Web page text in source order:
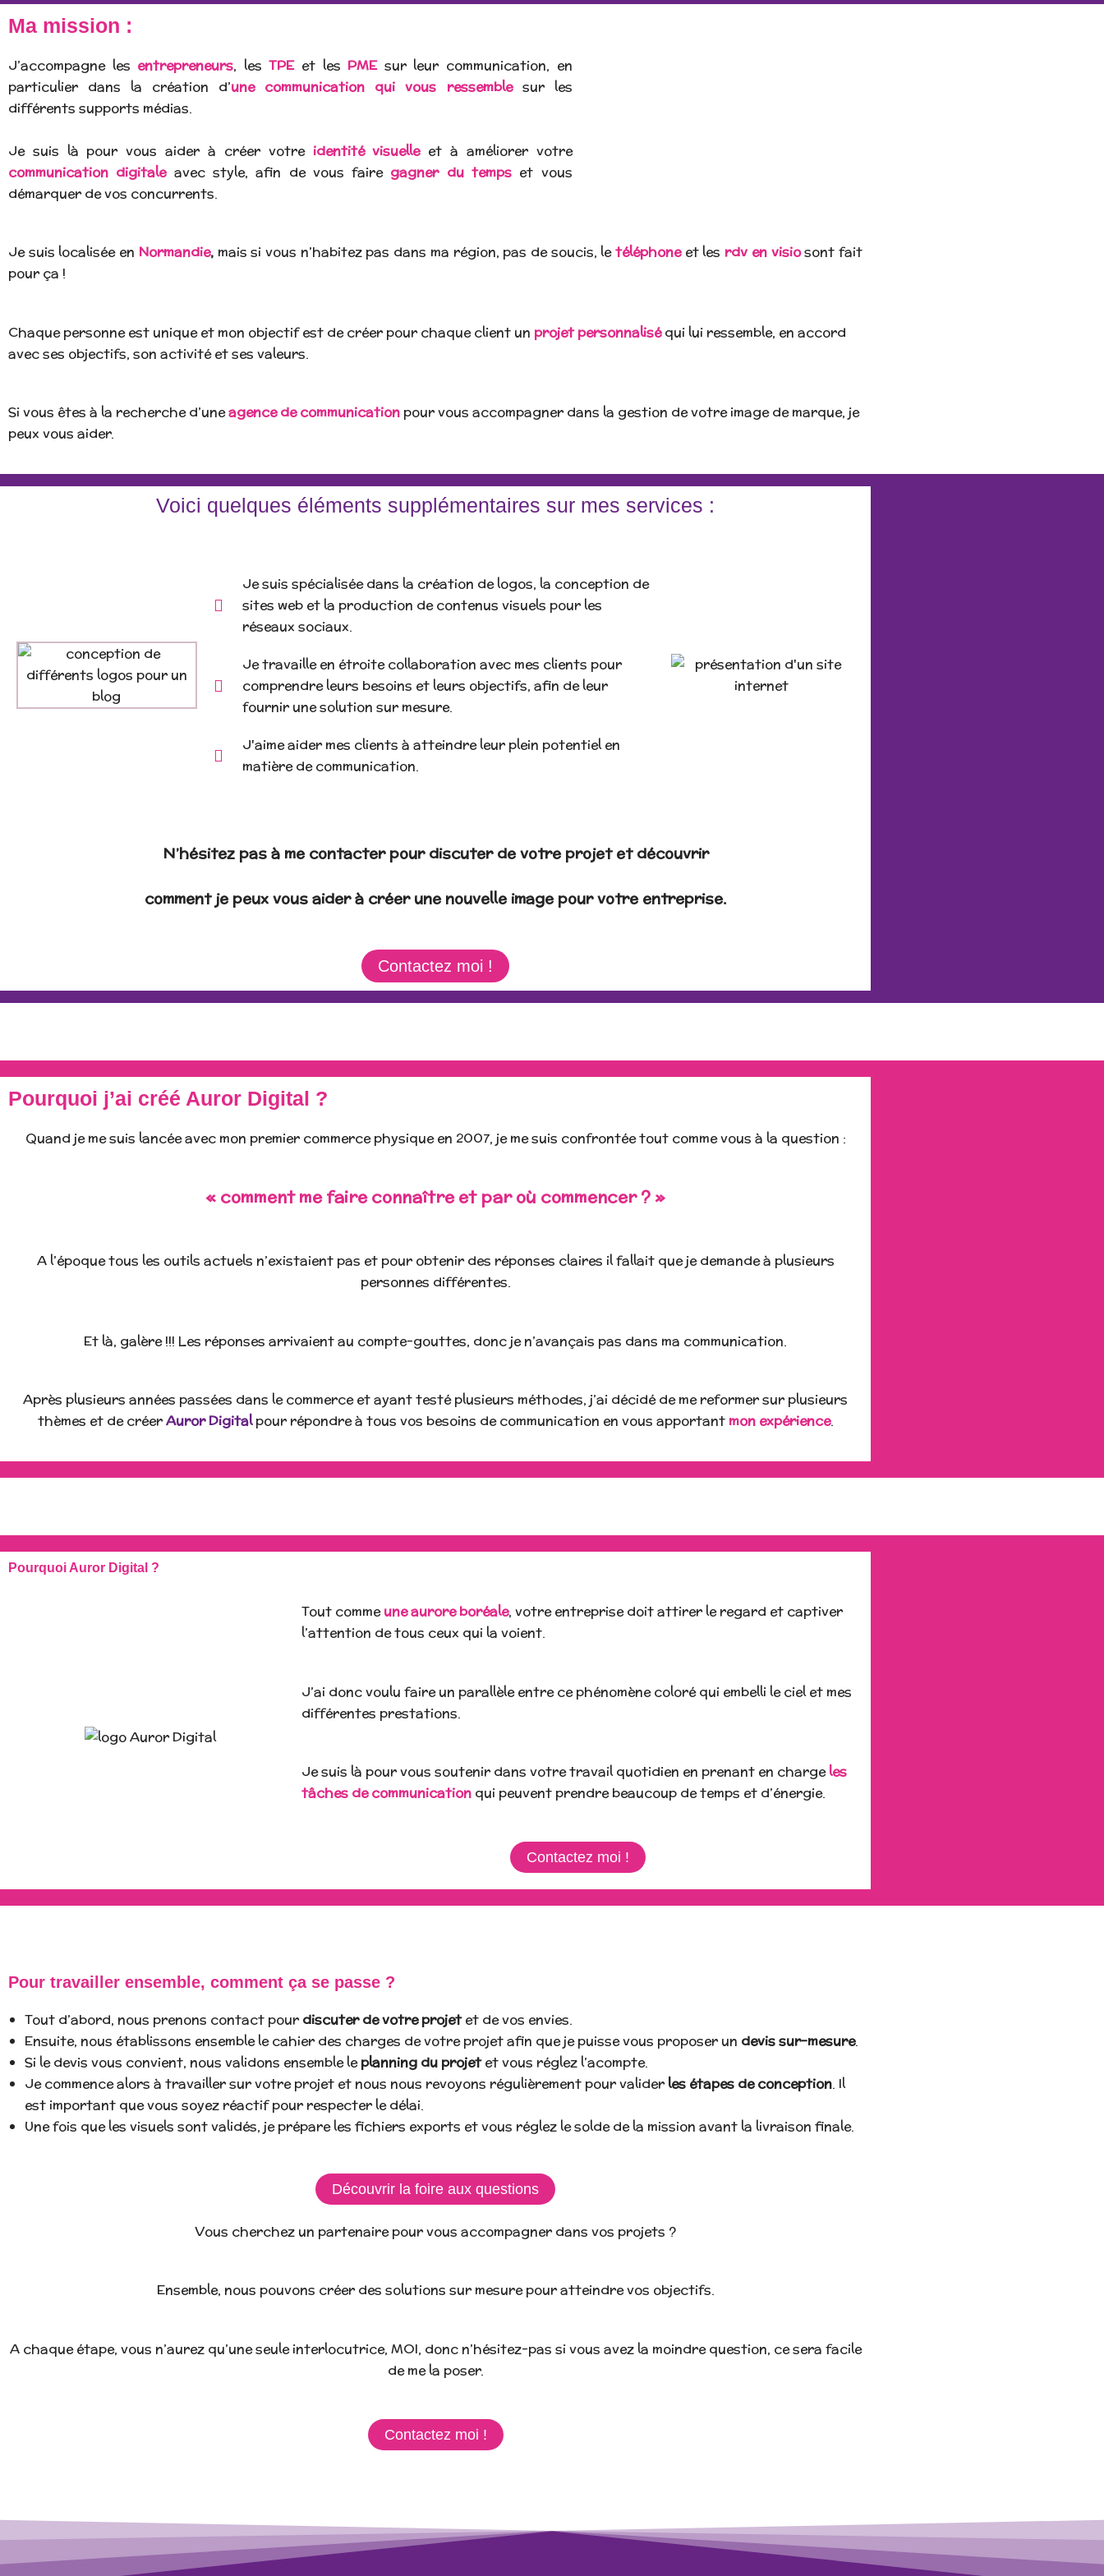
Ma mission :
J’accompagne les entrepreneurs, lesTPEet les PMEsur leur communication, en
particulier dans la création d’une communication qui vous ressemblesur les
différents supports médias.
Je suis là pour vous aider à créer votre identité visuelleet à améliorer votre
communication digitaleavec style, afin de vous faire gagner du temps et vous
démarquer de vos concurrents.
Je suis localisée en Normandie, mais si vous n’habitez pas dans ma région, pas de soucis, letéléphoneet les rdv en visiosont fait
pour ça !
Chaque personne est unique et mon objectif est de créer pour chaque client un projet personnaliséqui lui ressemble, en accord
avec ses objectifs, son activité et ses valeurs.
Si vous êtes à la recherche d’uneagence de communication pour vous accompagner dans la gestion de votre image de marque, je
peux vous aider.
Voici quelques éléments supplémentaires sur mes services :
Je suis spécialisée dans la création de logos, la conception de
sites web et la production de contenus visuels pour les
réseaux sociaux.
Je travaille en étroite collaboration avec mes clients pour
comprendre leurs besoins et leurs objectifs, afin de leur
fournir une solution sur mesure.
J'aime aider mes clients à atteindre leur plein potentiel en
matière de communication.
N’hésitez pas à me contacter pour discuter de votre projet et découvrir
comment je peux vous aider à créer une nouvelle image pour votre entreprise.
Contactez moi !
Pourquoi j’ai créé Auror Digital ?
Quand je me suis lancée avec mon premier commerce physique en 2007, je me suis confrontée tout comme vous à la question :
« comment me faire connaître et par où commencer ? »
A l’époque tous les outils actuels n’existaient pas et pour obtenir des réponses claires il fallait que je demande à plusieurs
personnes différentes.
Et là, galère !!! Les réponses arrivaient au compte-gouttes, donc je n’avançais pas dans ma communication.
Après plusieurs années passées dans le commerce et ayant testé plusieurs méthodes, j’ai décidé de me reformer sur plusieurs
thèmes et de créerAuror Digitalpour répondre à tous vos besoins de communication en vous apportant mon expérience.
Pourquoi Auror Digital ?
Tout commeune aurore boréale, votre entreprise doit attirer le regard et captiver
l’attention de tous ceux qui la voient.
J’ai donc voulu faire un parallèle entre ce phénomène coloré qui embelli le ciel et mes
différentes prestations.
Je suis là pour vous soutenir dans votre travail quotidien en prenant en chargeles
tâches de communicationqui peuvent prendre beaucoup de temps et d’énergie.
Contactez moi !
Pour travailler ensemble, comment ça se passe ?
Tout d’abord, nous prenons contact pourdiscuter de votre projetet de vos envies.
Ensuite, nous établissons ensemble le cahier des charges de votre projet afin que je puisse vous proposer un devis sur-mesure.
Si le devis vous convient, nous validons ensemble leplanning du projetet vous réglez l’acompte.
Je commence alors à travailler sur votre projet et nous nous revoyons régulièrement pour validerles étapes de conception. Il
est important que vous soyez réactif pour respecter le délai.
Une fois que les visuels sont validés, je prépare les fichiers exports et vous réglez le solde de la mission avant la livraison finale.
Découvrir la foire aux questions
Vous cherchez un partenaire pour vous accompagner dans vos projets ?
Ensemble, nous pouvons créer des solutions sur mesure pour atteindre vos objectifs.
A chaque étape, vous n’aurez qu’une seule interlocutrice, MOI, donc n’hésitez-pas si vous avez la moindre question, ce sera facile
de me la poser.
Contactez moi !